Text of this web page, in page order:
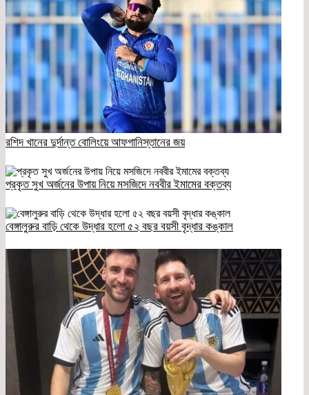
রশিদ খানের দুর্দান্ত বোলিংয়ে আফগানিস্তানের জয়
প্রকৃত সুখ অর্জনের উপায় নিয়ে মসজিদে নববীর ইমামের বক্তব্য
বেঙ্গালুরুর বাড়ি থেকে উদ্ধার হলো ৫২ বছর বয়সী বৃদ্ধার কঙ্কাল